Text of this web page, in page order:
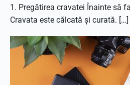
1. Pregătirea cravatei Înainte să
Cravata este călcată și curată. […]